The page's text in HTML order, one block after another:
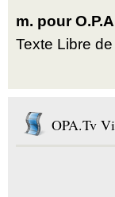
m. pour O.P.A
Texte Libre
OPA.Tv